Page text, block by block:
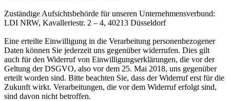
Zuständige Aufsichtsbehörde für unseren Unternehmensverbund:
LDI NRW, Kavalleriestr. 2 – 4, 40213 Düsseldorf
Eine erteilte Einwilligung in die Verarbeitung personenbezogener
Daten können Sie jederzeit uns gegenüber widerrufen. Dies gilt
auch für den Widerruf von Einwilligungserklärungen, die vor der
Geltung der DSGVO, also vor dem 25. Mai 2018, uns gegenüber
erteilt worden sind. Bitte beachten Sie, dass der Widerruf erst für die
Zukunft wirkt. Verarbeitungen, die vor dem Widerruf erfolgt sind,
sind davon nicht betroffen.